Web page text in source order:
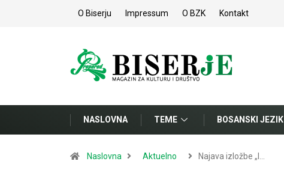
O Biserju Impressum O BZK Kontakt
NASLOVNA TEME BOSANSKI JEZIK
Naslovna Aktuelno Najava izložbe „I…